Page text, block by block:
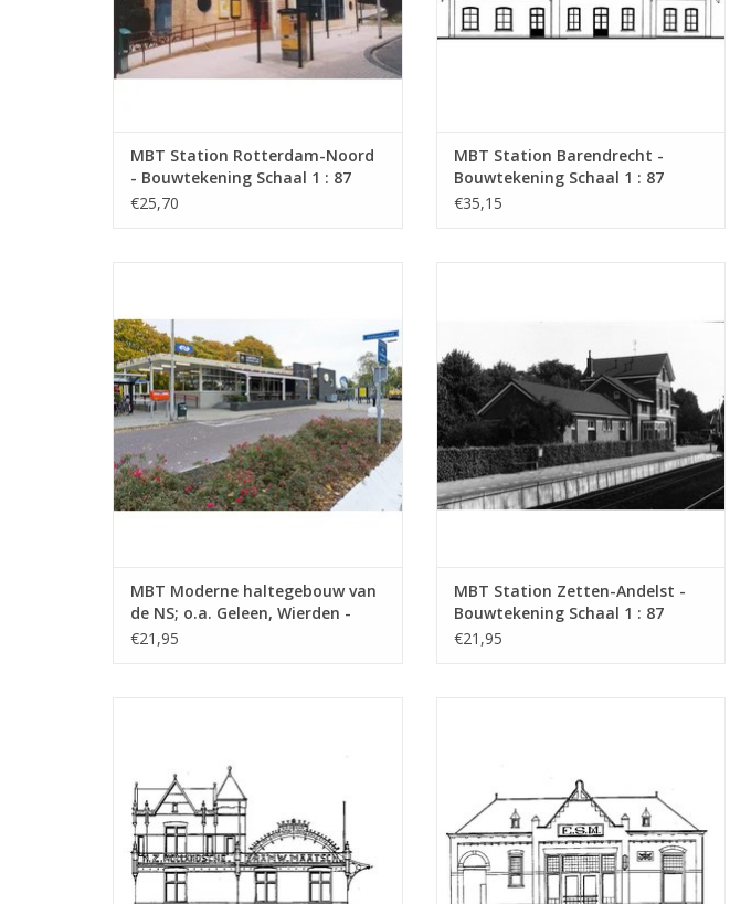
MBT Station Rotterdam-Noord
- Bouwtekening Schaal 1 : 87
(30.00.001)
€25,70
MBT Station Barendrecht -
Bouwtekening Schaal 1 : 87
(30.00.002)
€35,15
TOEVOEGEN AAN WINKELWAGEN
MBT Moderne haltegebouw van
de NS; o.a. Geleen, Wierden -
Bouwtekening Schaal 1 : 87
€21,95
MBT Station Zetten-Andelst -
Bouwtekening Schaal 1 : 87
(30.00.006)
€21,95
TOEVOEGEN AAN WINKELWAGEN